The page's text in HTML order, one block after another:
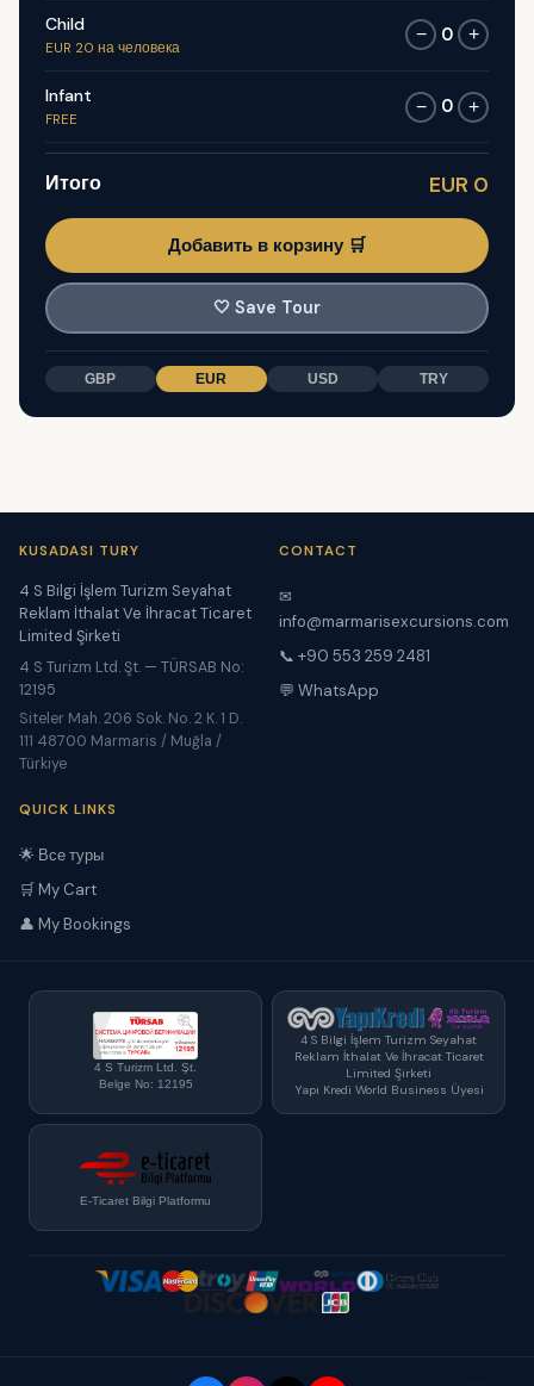
Child
EUR 20 на человека
− 0 +
Infant
FREE
− 0 +
Итого EUR 0
Добавить в корзину 🛒
🤍 Save Tour
GBP EUR USD TRY
KUSADASI TURY
4 S Bilgi İşlem Turizm Seyahat
Reklam İthalat Ve İhracat Ticaret
Limited Şirketi
4 S Turizm Ltd. Şt. — TÜRSAB No:
12195
Siteler Mah. 206 Sok. No. 2 K. 1 D.
111 48700 Marmaris / Muğla /
Türkiye
CONTACT
✉
info@marmarisexcursions.com
📞 +90 553 259 2481
💬 WhatsApp
QUICK LINKS
🌟 Все туры
🛒 My Cart
👤 My Bookings
4 S Turizm Ltd. Şt.
Belge No: 12195
4 S Bilgi İşlem Turizm Seyahat
Reklam İthalat Ve İhracat Ticaret
Limited Şirketi
Yapı Kredi World Business Üyesi
E-Ticaret Bilgi Platformu